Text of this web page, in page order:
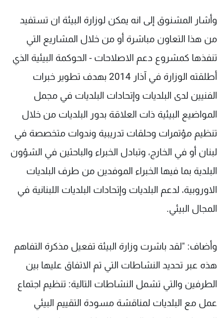
وأشار المشنوق إلى انه يمكن لوزارة البيئة ان تستفيد
من هذا التعاون مباشرة أو من خلال المشاريع التي
تنفذها كمشروع دعم الاصلاحات - الحوكمة البيئية الذي
أطلقته الوزارة في آذار 2014 بهدف تطوير خبرات
الفنيين لدى البلديات وإتحادات البلديات في مجمل
المواضيع البيئية ذات العلاقة بدور البلديات من خلال
تنظيم مؤتمرات وحلقات تدريبية وندوات متخصصة في
لبنان أو في الخارج، وتبادل الخبراء والباحثين في الشؤون
البلدية بما فيها الخبراء الموفدين من طرف البلديات
الاوروبية، لدعم البلديات وإتحادات البلديات اللبنانية في
المجال البيئي.
وأضاف: "لقد باشرت وزارة البيئة تفعيل مذكرة التفاهم
هذه عبر تحديد النشاطات التي تم الاتفاق عليها بين
الطرفين والتي تشمل النشاطات التالية: تنظيم اجتماع
عمل مع البلديات لمناقشة مسودة التقييم البيئي